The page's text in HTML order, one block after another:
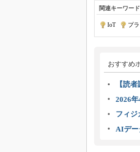
関連キーワード
IoT| プ
おすすめ
【読
2026
フィジ
AIデー